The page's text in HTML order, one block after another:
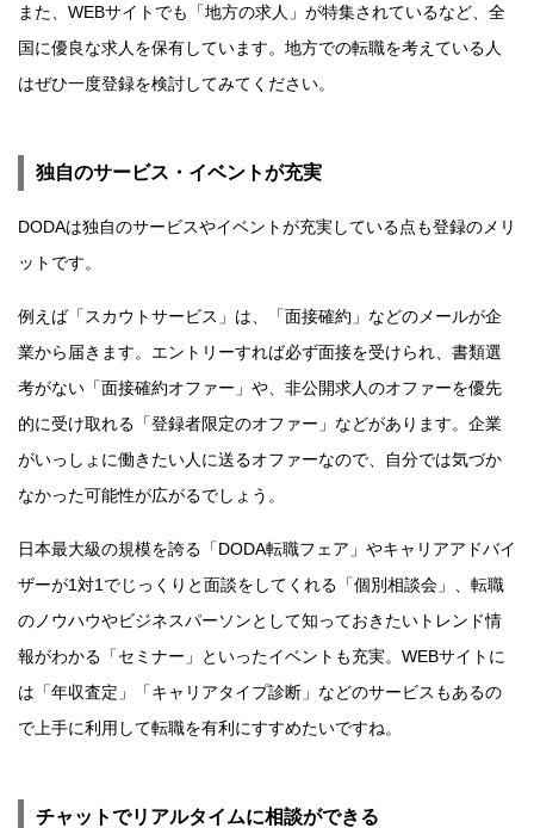
また、WEBサイトでも「地方の求人」が特集されているなど、全
国に優良な求人を保有しています。地方での転職を考えている人
はぜひ一度登録を検討してみてください。
独自のサービス・イベントが充実
DODAは独自のサービスやイベントが充実している点も登録のメリ
ットです。
例えば「スカウトサービス」は、「面接確約」などのメールが企
業から届きます。エントリーすれば必ず面接を受けられ、書類選
考がない「面接確約オファー」や、非公開求人のオファーを優先
的に受け取れる「登録者限定のオファー」などがあります。企業
がいっしょに働きたい人に送るオファーなので、自分では気づか
なかった可能性が広がるでしょう。
日本最大級の規模を誇る「DODA転職フェア」やキャリアアドバイ
ザーが1対1でじっくりと面談をしてくれる「個別相談会」、転職
のノウハウやビジネスパーソンとして知っておきたいトレンド情
報がわかる「セミナー」といったイベントも充実。WEBサイトに
は「年収査定」「キャリアタイプ診断」などのサービスもあるの
で上手に利用して転職を有利にすすめたいですね。
チャットでリアルタイムに相談ができる